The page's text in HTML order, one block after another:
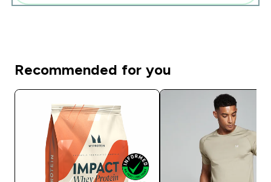
Recommended for you